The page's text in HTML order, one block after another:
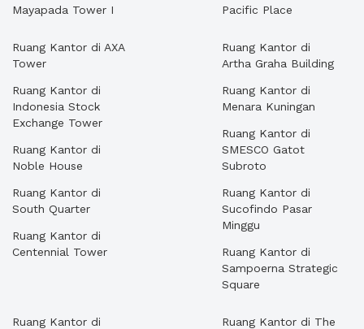
Mayapada Tower I Pacific Place
Ruang Kantor di AXA
Tower
Ruang Kantor di
Indonesia Stock
Exchange Tower
Ruang Kantor di
Noble House
Ruang Kantor di
South Quarter
Ruang Kantor di
Centennial Tower
Ruang Kantor di
Artha Graha Building
Ruang Kantor di
Menara Kuningan
Ruang Kantor di
SMESCO Gatot
Subroto
Ruang Kantor di
Sucofindo Pasar
Minggu
Ruang Kantor di
Sampoerna Strategic
Square
Ruang Kantor di
Ruang Kantor di The